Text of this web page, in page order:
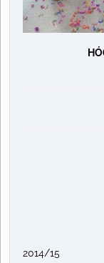
2014/15